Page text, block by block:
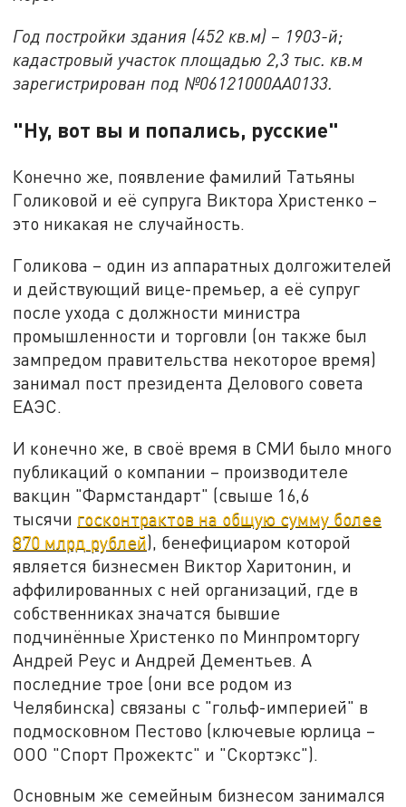
Год постройки здания (452 кв.м) – 1903-й;
кадастровый участок площадью 2,3 тыс. кв.м
зарегистрирован под №06121000AA0133.
"Ну, вот вы и попались, русские"
Конечно же, появление фамилий Татьяны
Голиковой и её супруга Виктора Христенко –
это никакая не случайность.
Голикова – один из аппаратных долгожителей
и действующий вице-премьер, а её супруг
после ухода с должности министра
промышленности и торговли (он также был
зампредом правительства некоторое время)
занимал пост президента Делового совета
ЕАЭС.
И конечно же, в своё время в СМИ было много
публикаций о компании – производителе
вакцин "Фармстандарт" (свыше 16,6
тысячи госконтрактов на общую сумму более
870 млрд рублей), бенефициаром которой
является бизнесмен Виктор Харитонин, и
аффилированных с ней организаций, где в
собственниках значатся бывшие
подчинённые Христенко по Минпромторгу
Андрей Реус и Андрей Дементьев. А
последние трое (они все родом из
Челябинска) связаны с "гольф-империей" в
подмосковном Пестово (ключевые юрлица –
ООО "Спорт Прожектс" и "Скортэкс").
Основным же семейным бизнесом занимался